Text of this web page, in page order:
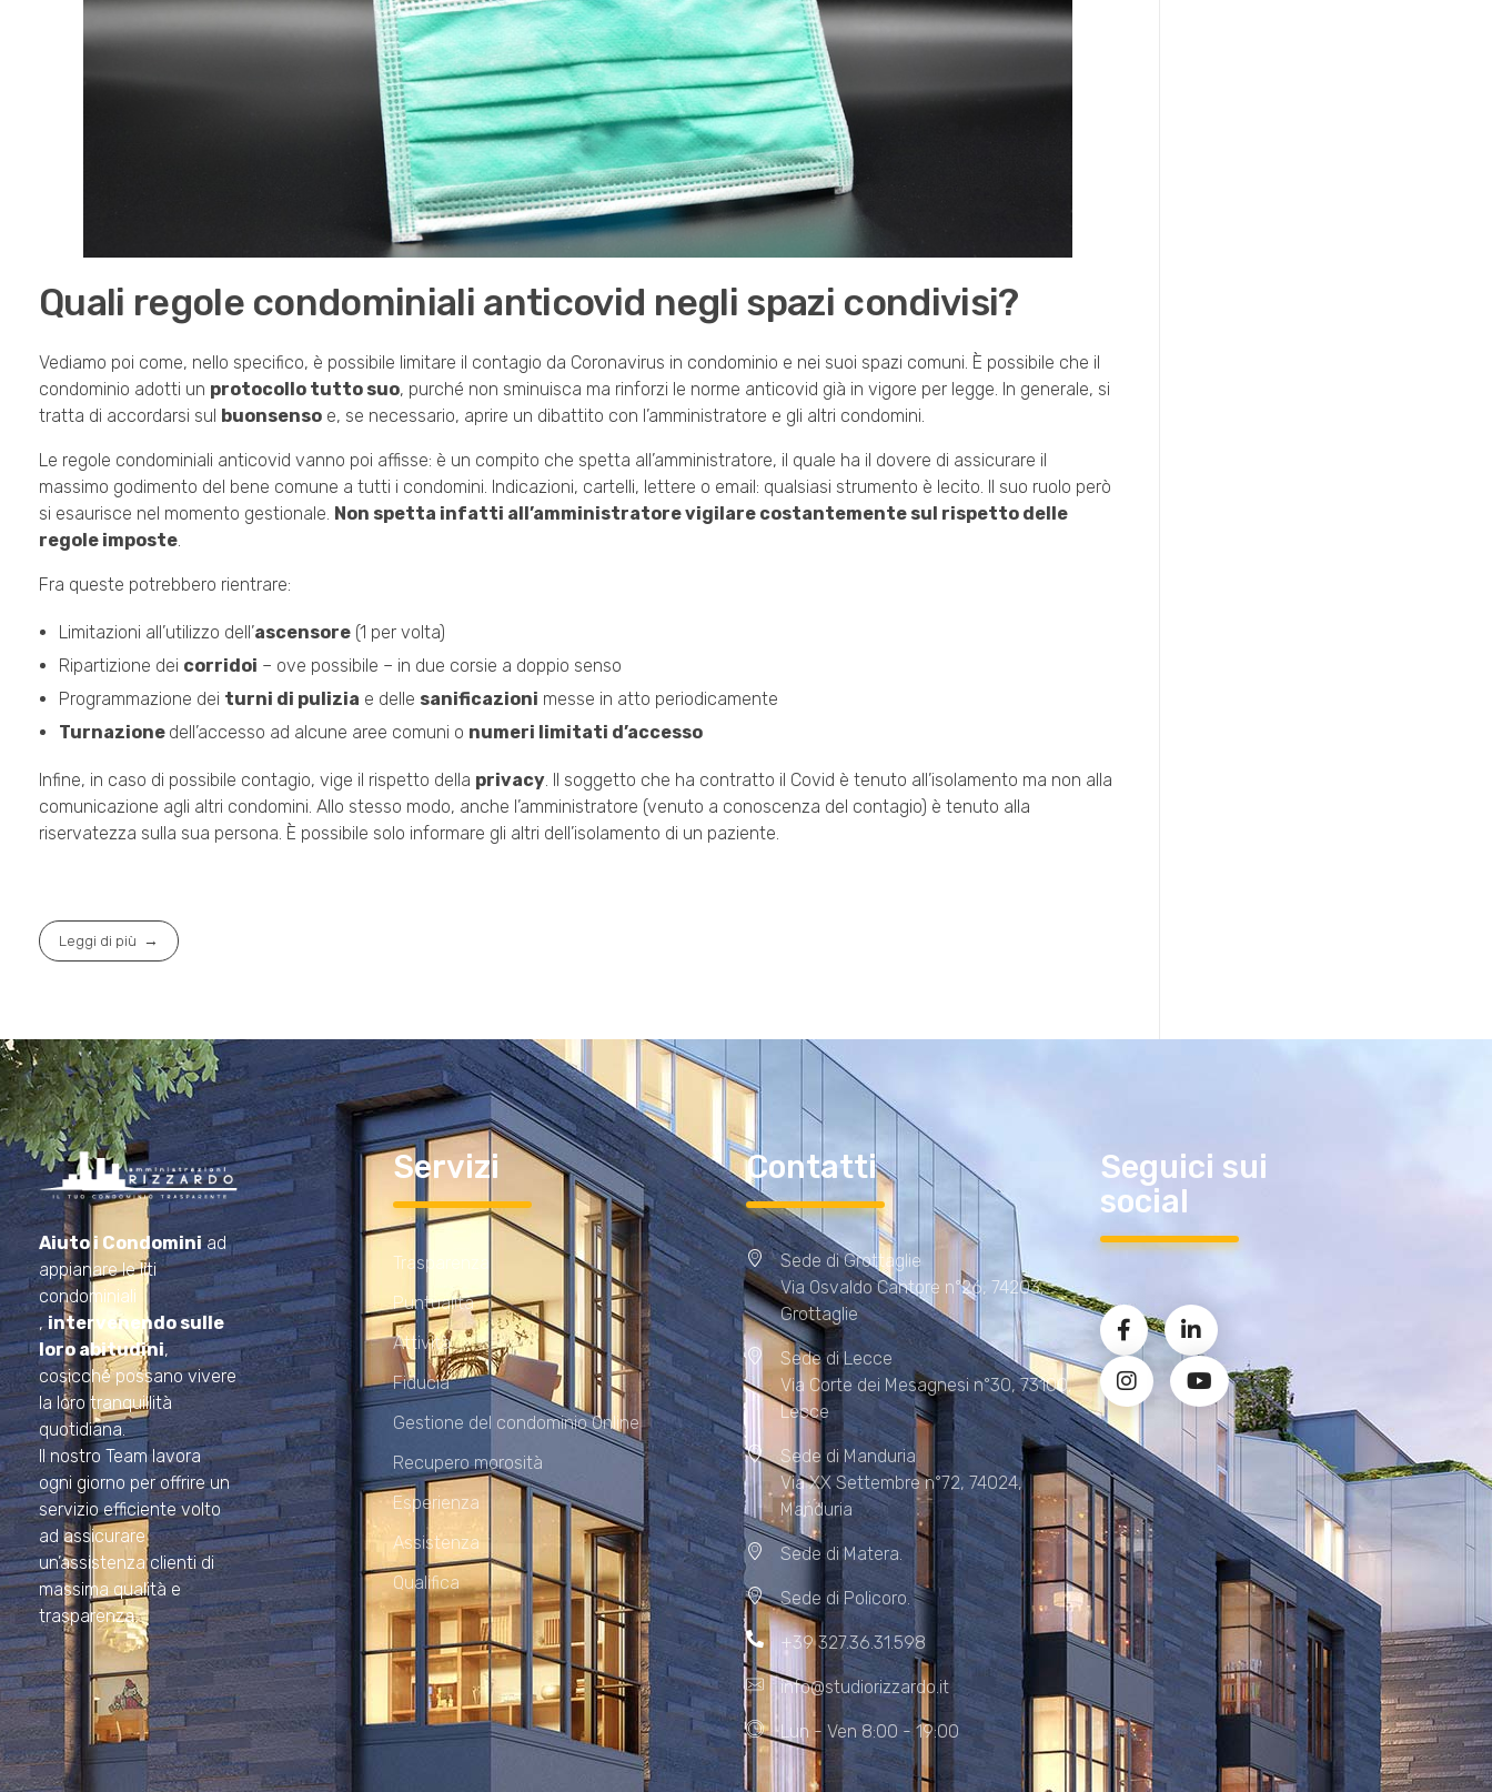
Quali regole condominiali anticovid negli spazi condivisi?
Vediamo poi come, nello specifico, è possibile limitare il contagio da Coronavirus in condominio e nei suoi spazi comuni. È possibile che il
condominio adotti un protocollo tutto suo, purché non sminuisca ma rinforzi le norme anticovid già in vigore per legge. In generale, si
tratta di accordarsi sul buonsenso e, se necessario, aprire un dibattito con l’amministratore e gli altri condomini.
Le regole condominiali anticovid vanno poi affisse: è un compito che spetta all’amministratore, il quale ha il dovere di assicurare il
massimo godimento del bene comune a tutti i condomini. Indicazioni, cartelli, lettere o email: qualsiasi strumento è lecito. Il suo ruolo però
si esaurisce nel momento gestionale. Non spetta infatti all’amministratore vigilare costantemente sul rispetto delle
regole imposte.
Fra queste potrebbero rientrare:
Limitazioni all’utilizzo dell’ascensore(1 per volta)
Ripartizione dei corridoi – ove possibile – in due corsie a doppio senso
Programmazione dei turni di pulizia e delle sanificazioni messe in atto periodicamente
Turnazione dell’accesso ad alcune aree comuni o numeri limitati d’accesso
Infine, in caso di possibile contagio, vige il rispetto della privacy. Il soggetto che ha contratto il Covid è tenuto all’isolamento ma non alla
comunicazione agli altri condomini. Allo stesso modo, anche l’amministratore (venuto a conoscenza del contagio) è tenuto alla
riservatezza sulla sua persona. È possibile solo informare gli altri dell’isolamento di un paziente.
Leggi di più
Amministrazioni Rizzardo
Aiuto i Condominiad
appianare le liti
condominiali
, intervenendo sulle
loro abitudini,
cosicché possano vivere
la loro tranquillità
quotidiana.
Il nostro Team lavora
ogni giorno per offrire un
servizio efficiente volto
ad assicurare
un’assistenza clienti di
massima qualità e
trasparenza.
Servizi
Trasparenza
Puntualità
Attività
Fiducia
Gestione del condominio Online
Recupero morosità
Esperienza
Assistenza
Qualifica
Contatti
Sede di Grottaglie
Via Osvaldo Cantore n°26, 74203,
Grottaglie
Sede di Lecce
Via Corte dei Mesagnesi n°30, 73100,
Lecce
Sede di Manduria
Via XX Settembre n°72, 74024,
Manduria
Sede di Matera.
Sede di Policoro.
+39 327.36.31.598
info@studiorizzardo.it
Lun - Ven 8:00 - 19:00
Seguici sui
social